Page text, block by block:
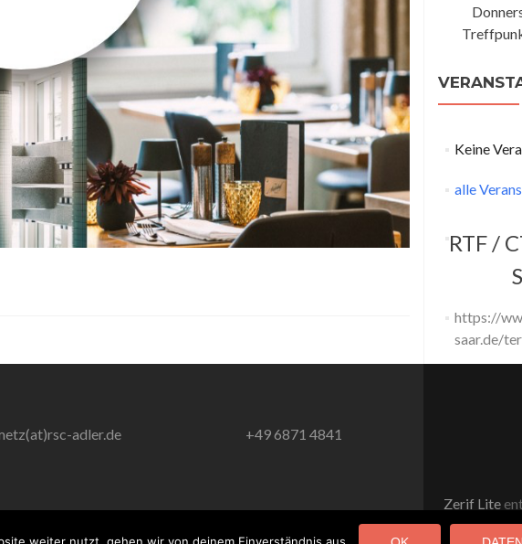
Keine
alle
RTF /
https://
saar.de/
adler.de +49 6871 4841
Zerif Lite